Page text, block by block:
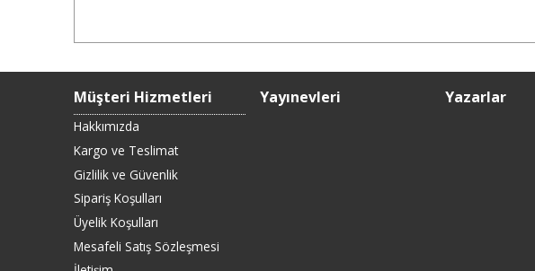
Müşteri Hizmetleri
Hakkımızda
Kargo ve Teslimat
Gizlilik ve Güvenlik
Sipariş Koşulları
Üyelik Koşulları
Mesafeli Satış Sözleşmesi
Yayınevleri Yazarlar